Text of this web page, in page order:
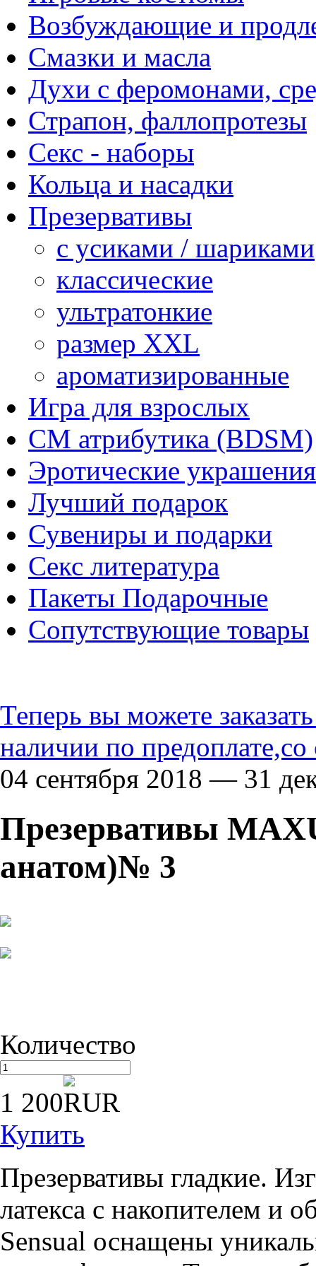
Возбуждающие и
Смазки и масла
Духи с феромонами,
Страпон, фаллопротезы
Секс - наборы
Кольца и насадки
Презервативы
с усиками / шариками
классические
ультратонкие
размер XXL
ароматизированные
Игра для взрослых
СМ атрибутика (BDSM)
Эротические
Лучший подарок
Сувениры и подарки
Секс литература
Пакеты Подарочные
Сопутствующие товары
Теперь вы можете
наличии по предоплате,со
04 сентября 2018 — 31
Презервативы
анатом)№ 3
Количество
1 200
Купить
Презервативы гладкие.
латекса с накопителем и
Sensual оснащены